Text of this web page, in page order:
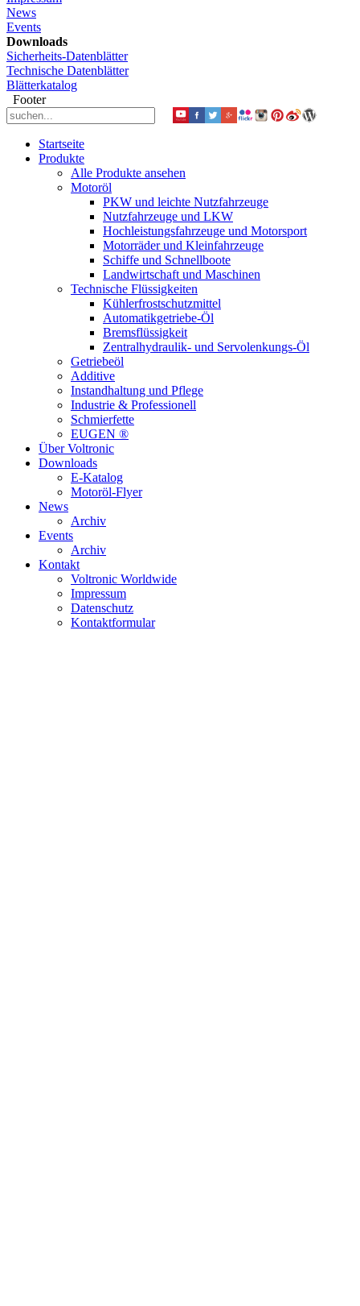
News
Events
Downloads
Sicherheits-Datenblätter
Technische Datenblätter
Blätterkatalog
Footer
Startseite
Produkte
Alle Produkte ansehen
Motoröl
PKW und leichte Nutzfahrzeuge
Nutzfahrzeuge und LKW
Hochleistungsfahrzeuge und Motorsport
Motorräder und Kleinfahrzeuge
Schiffe und Schnellboote
Landwirtschaft und Maschinen
Technische Flüssigkeiten
Kühlerfrostschutzmittel
Automatikgetriebe-Öl
Bremsflüssigkeit
Zentralhydraulik- und Servolenkungs-Öl
Getriebeöl
Additive
Instandhaltung und Pflege
Industrie & Professionell
Schmierfette
EUGEN ®
Über Voltronic
Downloads
E-Katalog
Motoröl-Flyer
News
Archiv
Events
Archiv
Kontakt
Voltronic Worldwide
Impressum
Datenschutz
Kontaktformular